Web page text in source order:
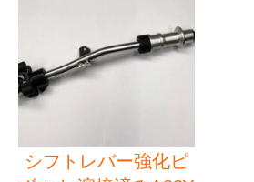
シフトレバー強化ピ